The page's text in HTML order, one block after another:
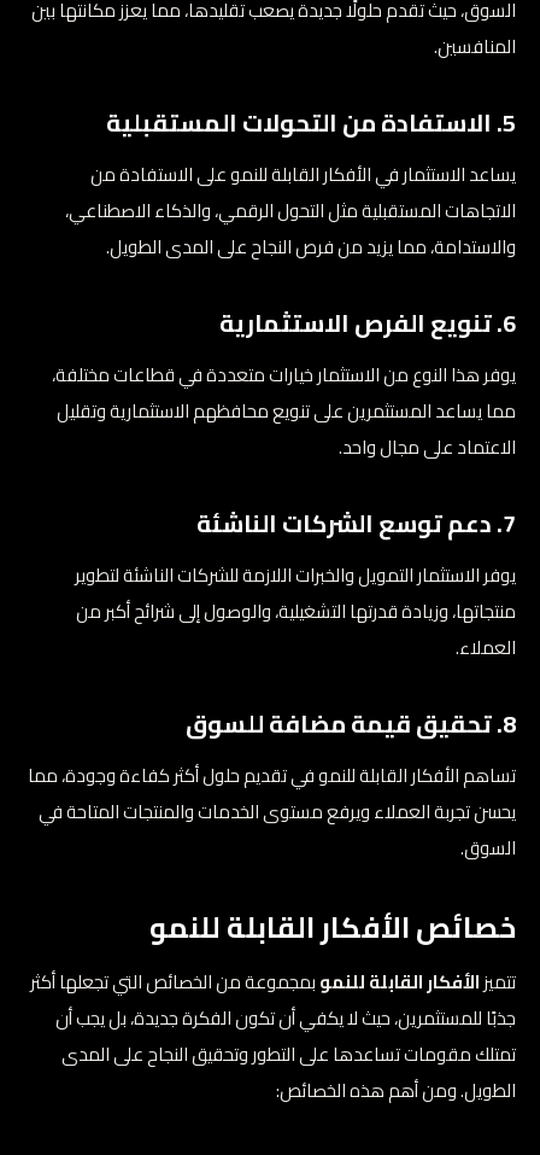
السوق، حيث تقدم حلولًا جديدة يصعب تقليدها، مما يعزز مكانتها بين
المنافسين.
5. الاستفادة من التحولات المستقبلية
يساعد الاستثمار في الأفكار القابلة للنمو على الاستفادة من
الاتجاهات المستقبلية مثل التحول الرقمي، والذكاء الاصطناعي،
والاستدامة، مما يزيد من فرص النجاح على المدى الطويل.
6. تنويع الفرص الاستثمارية
يوفر هذا النوع من الاستثمار خيارات متعددة في قطاعات مختلفة،
مما يساعد المستثمرين على تنويع محافظهم الاستثمارية وتقليل
الاعتماد على مجال واحد.
7. دعم توسع الشركات الناشئة
يوفر الاستثمار التمويل والخبرات اللازمة للشركات الناشئة لتطوير
منتجاتها، وزيادة قدرتها التشغيلية، والوصول إلى شرائح أكبر من
العملاء.
8. تحقيق قيمة مضافة للسوق
تساهم الأفكار القابلة للنمو في تقديم حلول أكثر كفاءة وجودة، مما
يحسن تجربة العملاء ويرفع مستوى الخدمات والمنتجات المتاحة في
السوق.
خصائص الأفكار القابلة للنمو
تتميزالأفكار القابلة للنموبمجموعة من الخصائص التي تجعلها أكثر
جذبًا للمستثمرين، حيث لا يكفي أن تكون الفكرة جديدة، بل يجب أن
تمتلك مقومات تساعدها على التطور وتحقيق النجاح على المدى
الطويل. ومن أهم هذه الخصائص: